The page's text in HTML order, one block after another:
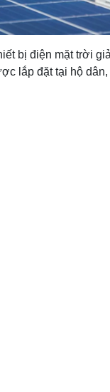
bị điện mặt trời
lắp đặt tại hộ